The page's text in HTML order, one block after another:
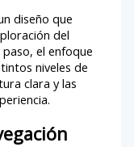
diseño que
del
el enfoque
niveles de
clara y las